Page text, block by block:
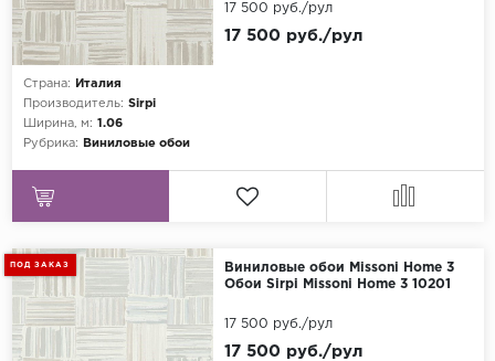
Страна:
Италия
Производитель: Sirpi
Ширина, м: 1.06
Рубрика:
Виниловые обои
17 500 руб./рул
17 500 руб./рул
ПОД ЗАКАЗ
Виниловые обои Missoni Home 3
Обои Sirpi Missoni Home 3 10201
17 500 руб./рул
17 500 руб./рул